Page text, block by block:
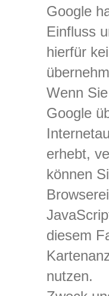
Google
Einfluss
hierfür
Wenn
Google
erhebt,
können
diesem
nutzen.